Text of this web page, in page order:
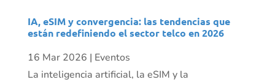
IA, eSIM y convergencia: las tendencias que
están redefiniendo el sector telco en 2026
16 Mar 2026 | Eventos
La inteligencia artificial, la eSIM y la